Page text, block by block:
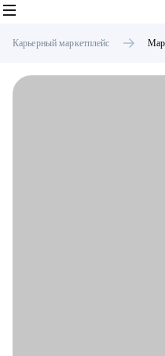
Карьерный маркетплейс